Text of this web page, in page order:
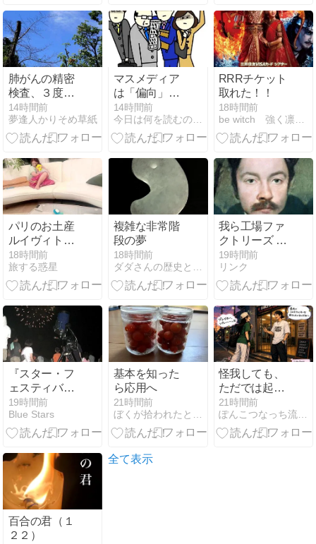
肺がんの精密
検査、３度目
の１泊２日検
査入院を終え
て・・。
14時間前
夢逢人かりそめ草紙
マスメディア
は「偏向」し
ている？
14時間前
今日は何を読むのやら？（雨彦の読み散らかしの記）
RRRチケット
取れた！！
18時間前
be witch 強く凛々しく逞しく
パリのお土産
ルイヴィトン
のマフラーに
再会
18時間前
旅する惑星
複雑な非常階
段の夢
18時間前
ダダさんの歴史と人物
我ら工場ファ
クトリーズ 第
二話
19時間前
リンク
『スター・フ
ェスティバル
in ふじはし』
を偲ぶ『星空
の集い in 藤
19時間前
Blue Stars
基本を知った
ら応用へ
21時間前
ぼくが拾われたときの話をしよう
怪我しても、
ただでは起き
ない（笑）
【もうすぐ2
か月】
21時間前
ぽんこつなっち流★STYLE
百合の君（１
２２）
全て表示